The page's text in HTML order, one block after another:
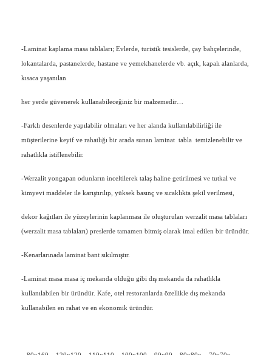
-Laminat kaplama masa tablaları; Evlerde, turistik tesislerde, çay bahçelerinde,
lokantalarda, pastanelerde, hastane ve yemekhanelerde vb. açık, kapalı alanlarda,
kısaca yaşanılan
her yerde güvenerek kullanabileceğiniz bir malzemedir…
-Farklı desenlerde yapılabilir olmaları ve her alanda kullanılabilirliği ile
müşterilerine keyif ve rahatlığı bir arada sunan laminat tabla temizlenebilir ve
rahatlıkla istiflenebilir.
-Werzalit yongapan odunların inceltilerek talaş haline getirilmesi ve tutkal ve
kimyevi maddeler ile karıştırılıp, yüksek basınç ve sıcaklıkta şekil verilmesi,
dekor kağıtları ile yüzeylerinin kaplanması ile oluşturulan werzalit masa tablaları
(werzalit masa tablaları) preslerde tamamen bitmiş olarak imal edilen bir üründür.
-Kenarlarınada laminat bant sıkılmıştır.
-Laminat masa masa iç mekanda olduğu gibi dış mekanda da rahatlıkla
kullanılabilen bir üründür. Kafe, otel restoranlarda özellikle dış mekanda
kullanabilen en rahat ve en ekonomik üründür.